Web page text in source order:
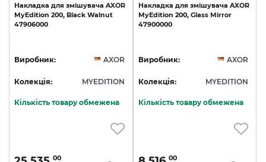
Накладка для змішувача AXOR
MyEdition 200, Black Walnut
47906000
Виробник: AXOR
Колекція: MYEDITION
Кількість товару обмежена
00
Накладка для змішувача AXOR
MyEdition 200, Glass Mirror
47900000
Виробник: AXOR
Колекція: MYEDITION
Кількість товару обмежена
00